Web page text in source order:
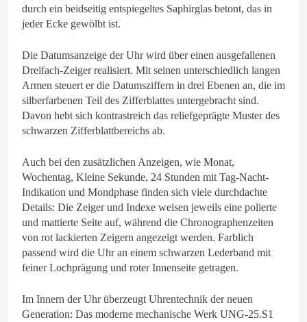
durch ein beidseitig entspiegeltes Saphirglas betont, das in
jeder Ecke gewölbt ist.
Die Datumsanzeige der Uhr wird über einen ausgefallenen
Dreifach-Zeiger realisiert. Mit seinen unterschiedlich langen
Armen steuert er die Datumsziffern in drei Ebenen an, die im
silberfarbenen Teil des Zifferblattes untergebracht sind.
Davon hebt sich kontrastreich das reliefgeprägte Muster des
schwarzen Zifferblattbereichs ab.
Auch bei den zusätzlichen Anzeigen, wie Monat,
Wochentag, Kleine Sekunde, 24 Stunden mit Tag-Nacht-
Indikation und Mondphase finden sich viele durchdachte
Details: Die Zeiger und Indexe weisen jeweils eine polierte
und mattierte Seite auf, während die Chronographenzeiten
von rot lackierten Zeigern angezeigt werden. Farblich
passend wird die Uhr an einem schwarzen Lederband mit
feiner Lochprägung und roter Innenseite getragen.
Im Innern der Uhr überzeugt Uhrentechnik der neuen
Generation: Das moderne mechanische Werk UNG-25.S1